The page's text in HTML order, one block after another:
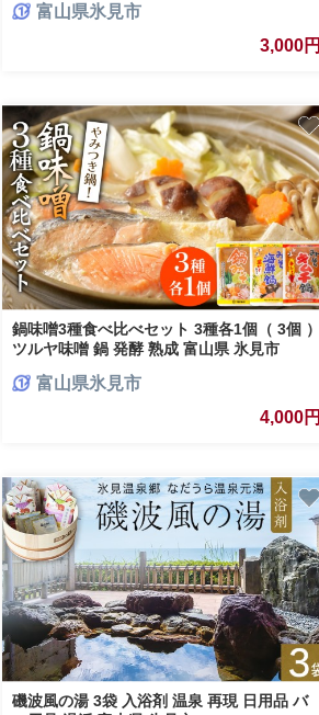
富山県氷見市
3,000円
鍋味噌3種食べ比べセット 3種各1個（ 3個 ）
ツルヤ味噌 鍋 発酵 熟成 富山県 氷見市
富山県氷見市
4,000円
磯波風の湯 3袋 入浴剤 温泉 再現 日用品 バ